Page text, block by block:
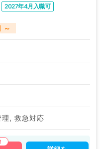
2027年4月入職可
～
, 救急対応